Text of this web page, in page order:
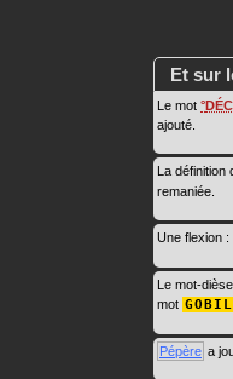
Et sur
Le mot
ajouté.
La définition
remaniée.
Une flexion :
Le mot-dièse
mot
Pépère a